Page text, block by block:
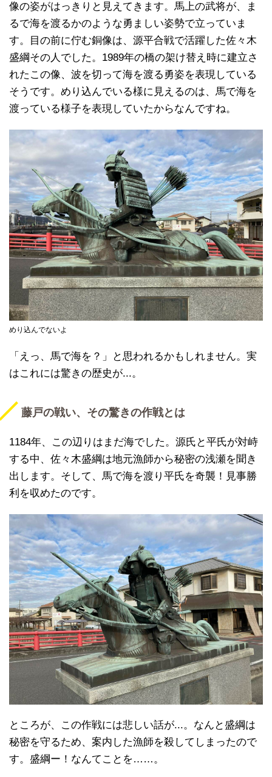
像の姿がはっきりと見えてきます。馬上の武将が、ま
るで海を渡るかのような勇ましい姿勢で立っていま
す。目の前に佇む銅像は、源平合戦で活躍した佐々木
盛綱その人でした。1989年の橋の架け替え時に建立さ
れたこの像、波を切って海を渡る勇姿を表現している
そうです。めり込んでいる様に見えるのは、馬で海を
渡っている様子を表現していたからなんですね。
めり込んでないよ
「えっ、馬で海を？」と思われるかもしれません。実
はこれには驚きの歴史が...。
藤戸の戦い、その驚きの作戦とは
1184年、この辺りはまだ海でした。源氏と平氏が対峙
する中、佐々木盛綱は地元漁師から秘密の浅瀬を聞き
出します。そして、馬で海を渡り平氏を奇襲！見事勝
利を収めたのです。
ところが、この作戦には悲しい話が...。なんと盛綱は
秘密を守るため、案内した漁師を殺してしまったので
す。盛綱ー！なんてことを……。